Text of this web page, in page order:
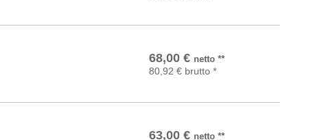
68,00 € netto**
80,92 € brutto *
In den Warenkorb
63,00 € netto**
In den Warenkorb